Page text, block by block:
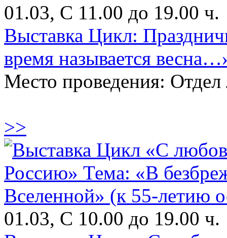
01.03, С 11.00 до 19.00 ч.
Выставка Цикл:
время называется
Место проведения: Отдел
>>
01.03, С 10.00 до 19.00 ч.